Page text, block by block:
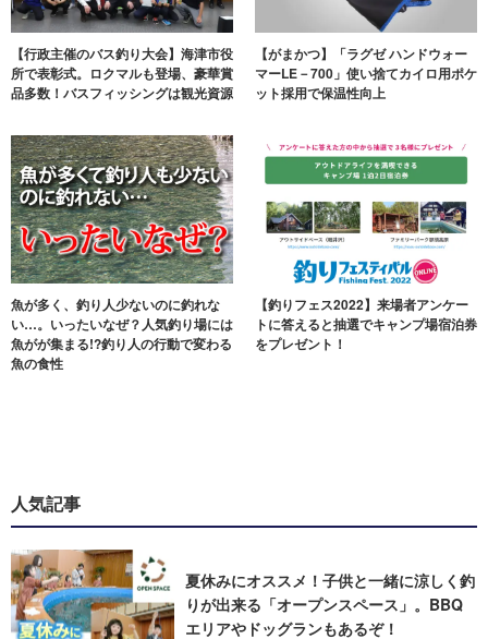
【行政主催のバス釣り大会】海津市役
所で表彰式。ロクマルも登場、豪華賞
品多数！バスフィッシングは観光資源
【がまかつ】「ラグゼ ハンドウォー
マーLE－700」使い捨てカイロ用ポケ
ット採用で保温性向上
魚が多く、釣り人少ないのに釣れな
い…。いったいなぜ？人気釣り場には
魚がが集まる!?釣り人の行動で変わる
魚の食性
【釣りフェス2022】来場者アンケー
トに答えると抽選でキャンプ場宿泊券
をプレゼント！
人気記事
夏休みにオススメ！子供と一緒に涼しく釣
りが出来る「オープンスペース」。BBQ
エリアやドッグランもあるぞ！